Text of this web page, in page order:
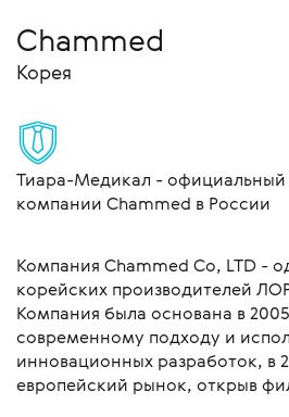
Chammed
Корея
Тиара-Медикал -
компании Chammed в России
Компания Chammed Co, LTD -
корейских производителей
Компания была основана в
современному подходу и
инновационных разработок, в
европейский рынок, открыв